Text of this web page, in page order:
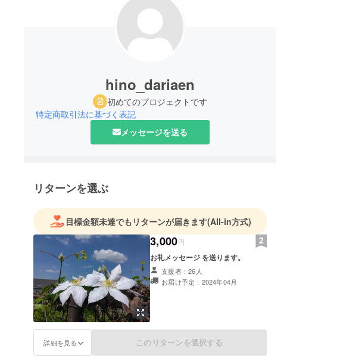
hino_dariaen
初めてのプロジェクトです
特定商取引法に基づく表記
メッセージを送る
リターンを選ぶ
目標金額未達でもリターンが届きます(All-in方式)
3,000円
お礼メッセージ を送ります。
支援者：26人
お届け予定：2024年04月
詳細を見る このリターンを選択する